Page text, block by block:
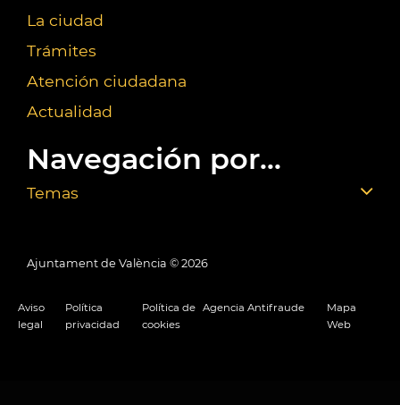
La ciudad
Trámites
Atención ciudadana
Actualidad
Navegación por...
Temas
Ajuntament de València © 2026
Aviso
legal
Política
privacidad
Política de
cookies
Agencia Antifraude
Mapa
Web